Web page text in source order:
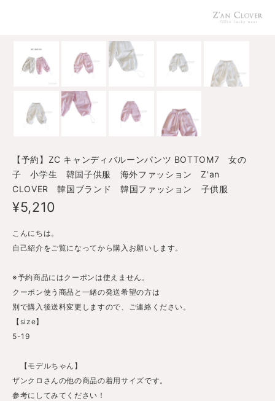
【予約】ZC キャンディバルーンパンツ BOTTOM7 女の
子 小学生 韓国子供服 海外ファッション Z'an
CLOVER 韓国ブランド 韓国ファッション 子供服
¥5,210
こんにちは。
自己紹介をご覧になってから購入お願いします。
※予約商品にはクーポンは使えません。
クーポン使う商品と一緒の発送希望の方は
別で購入後送料変更しますので、ご連絡ください。
【size】
5-19
【モデルちゃん】
ザンクロさんの他の商品の着用サイズです。
参考にしてみてください！